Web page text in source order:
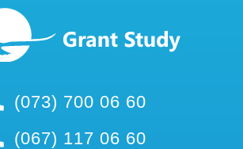
(073) 700 06 60
(067) 117 06 60